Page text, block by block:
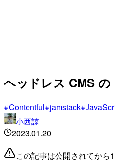
ヘッドレス CMS
Contentful jamstack
小西諒
2023.01.20
この記事は公開されてから